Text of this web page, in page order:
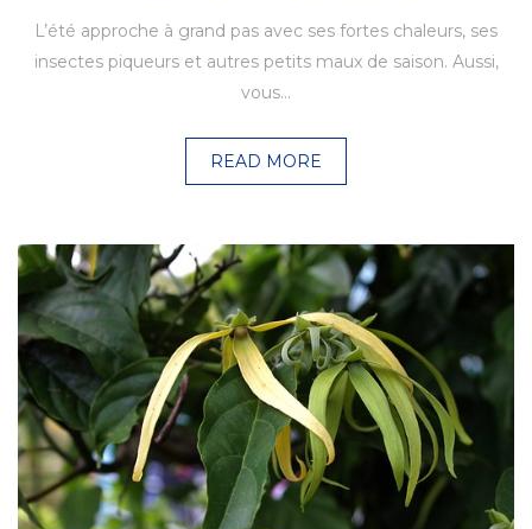
L’été approche à grand pas avec ses fortes chaleurs, ses
insectes piqueurs et autres petits maux de saison. Aussi,
vous…
READ MORE